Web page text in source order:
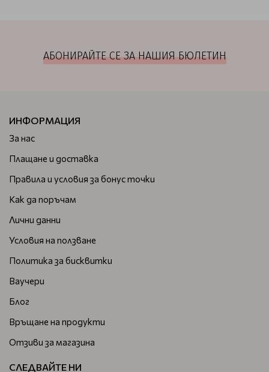
АБОНИРАЙТЕ СЕ ЗА НАШИЯ БЮЛЕТИН
ИНФОРМАЦИЯ
За нас
Плащане и доставка
Правила и условия за бонус точки
Как да поръчам
Лични данни
Условия на ползване
Политика за бисквитки
Ваучери
Блог
Връщане на продукти
Отзиви за магазина
СЛЕДВАЙТЕ НИ